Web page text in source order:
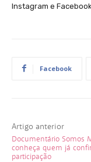
Instagram e
Facebook
Artigo anterior
Documentário Somos
conheça quem já
participação